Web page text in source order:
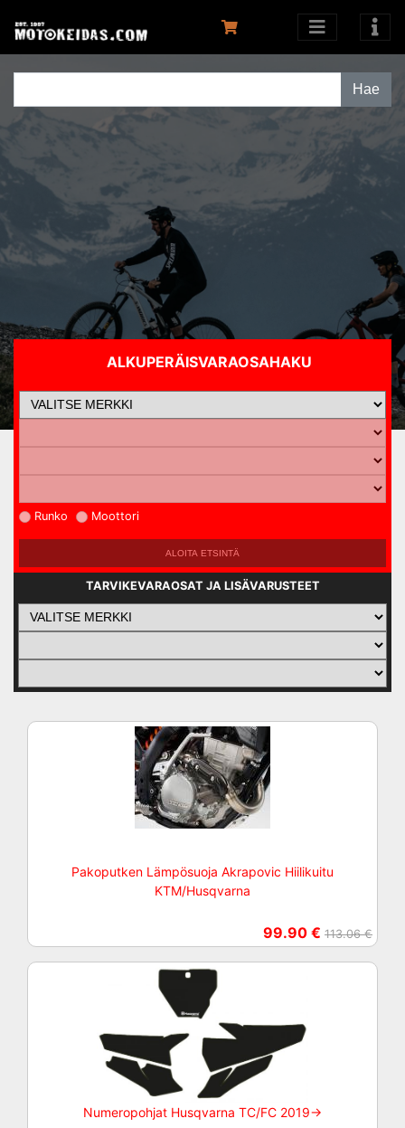
ALKUPERÄISVARAOSAHAKU
Runko Moottori
TARVIKEVARAOSAT JA LISÄVARUSTEET
Pakoputken Lämpösuoja Akrapovic Hiilikuitu
KTM/Husqvarna
99.90 € 113.06 €
Numeropohjat Husqvarna TC/FC 2019->